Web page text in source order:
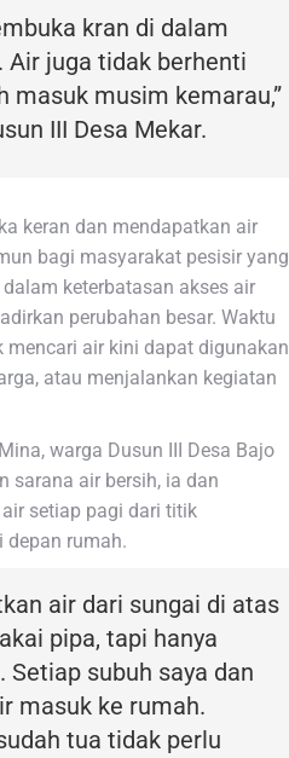
kran di dalam
Air juga tidak berhenti
masuk musim kemarau,”
III Desa Mekar.
keran dan mendapatkan air
bagi masyarakat pesisir yang
keterbatasan akses air
perubahan besar. Waktu
air kini dapat digunakan
atau menjalankan kegiatan
warga Dusun III Desa Bajo
sarana air bersih, ia dan
setiap pagi dari titik
depan rumah.
air dari sungai di atas
pipa, tapi hanya
subuh saya dan
masuk ke rumah.
tua tidak perlu